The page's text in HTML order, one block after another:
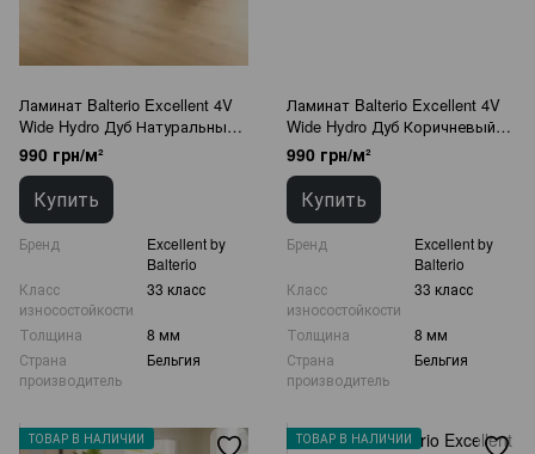
Ламинат Balterio Excellent 4V
Wide Hydro Дуб Натуральный
Белый 00697
990 грн/м²
Купить
Бренд
Excellent by
Balterio
Класс
износостойкости
33 класс
Толщина
8 мм
Страна
производитель
Бельгия
Ламинат Balterio Excellent 4V
Wide Hydro Дуб Коричневый
Средневековый 00698
990 грн/м²
Купить
Бренд
Excellent by
Balterio
Класс
износостойкости
33 класс
Толщина
8 мм
Страна
производитель
Бельгия
ТОВАР В НАЛИЧИИ ТОВАР В НАЛИЧИИ